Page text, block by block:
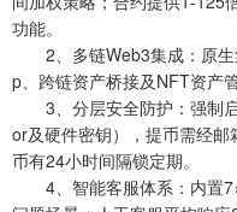
功能。
2、多链Web3集成：原生
p、跨链资产桥接及NFT资产
3、分层安全防护：强制
or及硬件密钥），提币需经
币有24小时间隔锁定期。
4、智能客服体系：内置